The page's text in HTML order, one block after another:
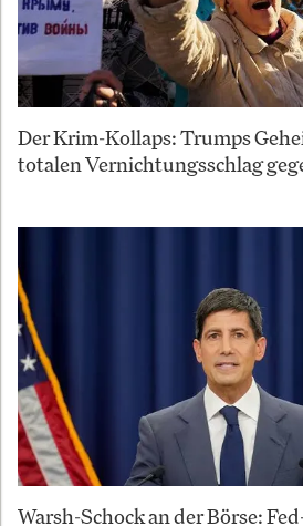
Der Krim-Kollaps: Trumps
totalen Vernichtungsschlag
Warsh-Schock an der Börse: